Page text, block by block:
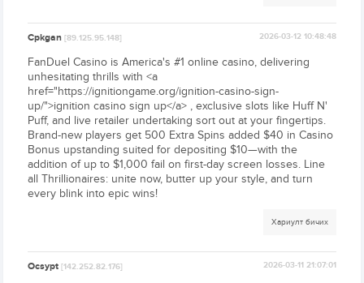
Cpkgan[89.125.95.148] 2026-03-12 10:48:48
FanDuel Casino is America's #1 online casino, delivering
unhesitating thrills with <a
href="https://ignitiongame.org/ignition-casino-sign-
up/">ignition casino sign up</a> , exclusive slots like Huff N'
Puff, and live retailer undertaking sort out at your fingertips.
Brand-new players get 500 Extra Spins added $40 in Casino
Bonus upstanding suited for depositing $10—with the
addition of up to $1,000 fail on first-day screen losses. Line
all Thrillionaires: unite now, butter up your style, and turn
every blink into epic wins!
Хариулт бичих
Ocsypt[142.252.82.176] 2026-03-11 21:07:01